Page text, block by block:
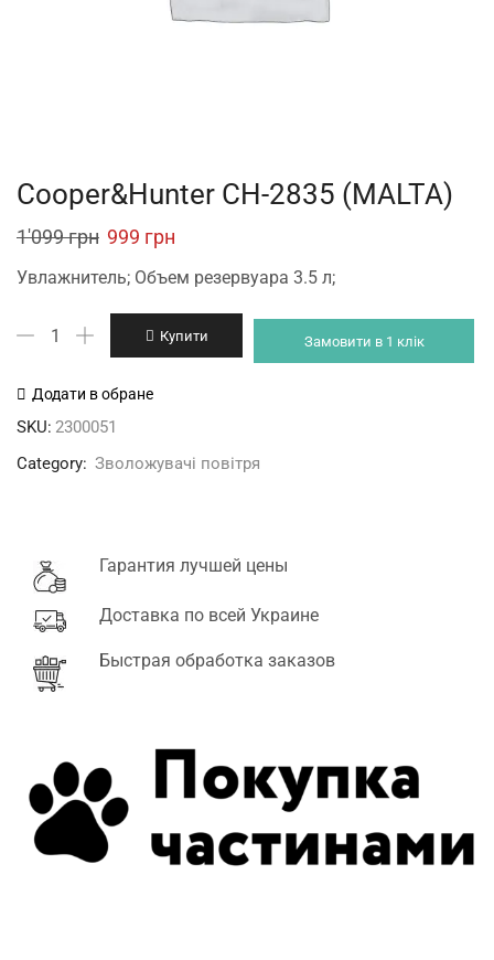
Cooper&Hunter CH-2835 (MALTA)
1'099грн Original
price
1'099 грн.
999 грн
999 грн.
Увлажнитель; Объем резервуара 3.5 л;
Cooper&Hunter
2835
Купити Замовити в 1 клік
Додати в обране
SKU: 2300051
Category: Зволожувачі повітря
Гарантия лучшей цены
Доставка по всей Украине
Быстрая обработка заказов